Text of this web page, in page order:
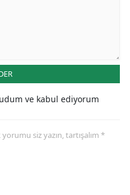
ve kabul ediyorum
siz yazın, tartışalım *